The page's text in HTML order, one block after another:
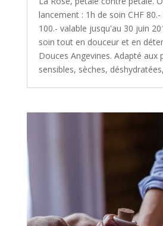
lancement : 1h de soin CHF 80.-
100.- valable jusqu'au 30 juin
soin tout en douceur et en
Douces Angevines. Adapté aux
sensibles, sèches,